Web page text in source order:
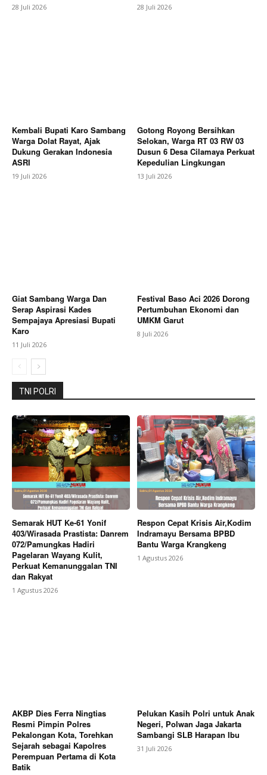
28 Juli 2026 28 Juli 2026
Kembali Bupati Karo Sambang
Warga Dolat Rayat, Ajak
Dukung Gerakan Indonesia
ASRI
19 Juli 2026
Gotong Royong Bersihkan
Selokan, Warga RT 03 RW 03
Dusun 6 Desa Cilamaya Perkuat
Kepedulian Lingkungan
13 Juli 2026
Giat Sambang Warga Dan
Serap Aspirasi Kades
Sempajaya Apresiasi Bupati
Karo
11 Juli 2026
Festival Baso Aci 2026 Dorong
Pertumbuhan Ekonomi dan
UMKM Garut
8 Juli 2026
TNI POLRI
Semarak HUT Ke-61 Yonif
403/Wirasada Prastista: Danrem
072/Pamungkas Hadiri
Pagelaran Wayang Kulit,
Perkuat Kemanunggalan TNI
dan Rakyat
1 Agustus 2026
Respon Cepat Krisis Air,Kodim
Indramayu Bersama BPBD
Bantu Warga Krangkeng
1 Agustus 2026
AKBP Dies Ferra Ningtias
Resmi Pimpin Polres
Pekalongan Kota, Torehkan
Sejarah sebagai Kapolres
Perempuan Pertama di Kota
Batik
Pelukan Kasih Polri untuk Anak
Negeri, Polwan Jaga Jakarta
Sambangi SLB Harapan Ibu
31 Juli 2026